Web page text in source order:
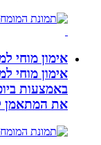
אימון מוחי
אימון מוחי
את המתאמן